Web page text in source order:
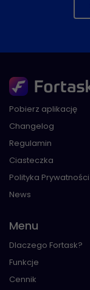
Pobierz aplikację
Changelog
Regulamin
Ciasteczka
Polityka Prywatności
News
Menu
Dlaczego Fortask?
Funkcje
Cennik